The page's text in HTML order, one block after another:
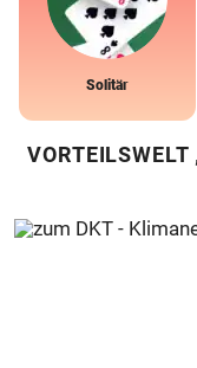
Solitär
VORTEILSWELT